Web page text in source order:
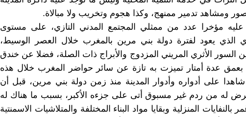
صور ومشاهد تدمير ممنهج، وكذا هجوم وتخريب ولا مبالاة.
مؤخرا عدد من ممثلي المجتمع المدني التازي، على مستوى
الذي يعود لفترة دولة بني مرين بالمغرب خلال العصر الوسيط،
السور الأثري المريني المزدوج والأبراج ذات الصلة، فضلا عن خندق
بعمق عدة أمتار تميزت به تازة عن سائر حواضر المغرب خلال هذه
شاهدا على أدواره وأدوار المدينة منذ زمن دولة بني مرين، قبل أن
له من ردم غير مسبوق أتى على جزءه الأكبر، بسبب ما هناك له
المنزلية وبقايا مواد البناء المختلفة والمتلاشيات الاسمنتية